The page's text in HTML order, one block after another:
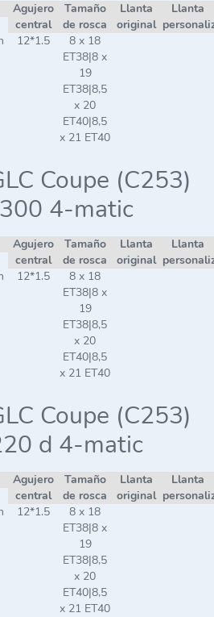
Agujero
central
Tamaño
de rosca
Llanta
original
Llanta
12*1.5
8 x 18
ET38|8 x
19
ET38|8,5
x 20
ET40|8,5
x 21 ET40
Coupe (C253)
4-matic
Agujero
central
Tamaño
de rosca
Llanta
original
Llanta
12*1.5
8 x 18
ET38|8 x
19
ET38|8,5
x 20
ET40|8,5
x 21 ET40
Coupe (C253)
d 4-matic
Agujero
central
Tamaño
de rosca
Llanta
original
Llanta
12*1.5
8 x 18
ET38|8 x
19
ET38|8,5
x 20
ET40|8,5
x 21 ET40